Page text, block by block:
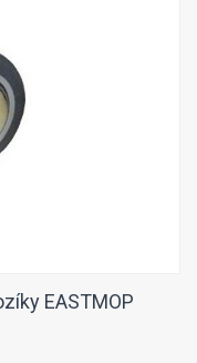
EASTMOP